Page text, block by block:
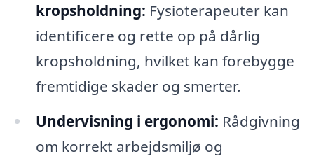
kropsholdning: Fysioterapeuter kan
identificere og rette op på dårlig
kropsholdning, hvilket kan forebygge
fremtidige skader og smerter.
Undervisning i ergonomi: Rådgivning
om korrekt arbejdsmiljø og